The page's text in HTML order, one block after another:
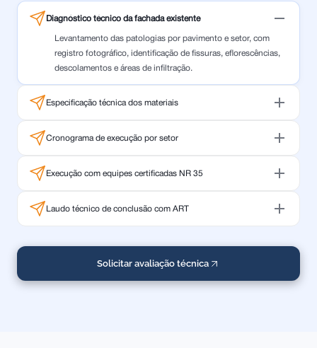
Diagnóstico técnico da fachada existente
Levantamento das patologias por pavimento e setor, com
registro fotográfico, identificação de fissuras, eflorescências,
descolamentos e áreas de infiltração.
Especificação técnica dos materiais
Cronograma de execução por setor
Execução com equipes certificadas NR 35
Laudo técnico de conclusão com ART
Solicitar avaliação técnica